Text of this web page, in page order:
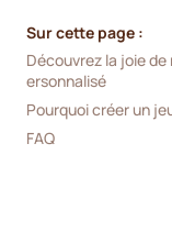
Sur cette page :
Découvrez la joie
ersonnalisé
Pourquoi créer un
FAQ